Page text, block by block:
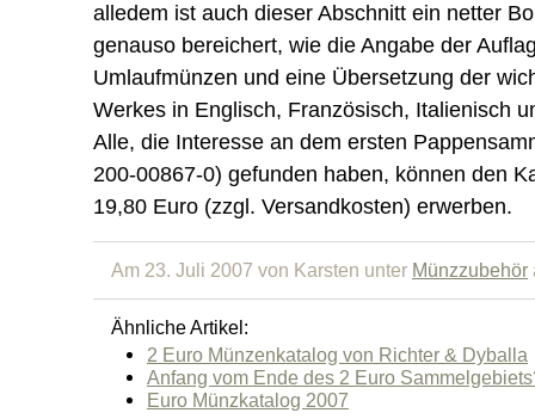
alledem ist auch dieser Abschnitt ein netter
genauso bereichert, wie die Angabe der
Umlaufmünzen und eine Übersetzung der
Werkes in Englisch, Französisch, Italienisch
Alle, die Interesse an dem ersten
200-00867-0) gefunden haben, können den
19,80 Euro (zzgl. Versandkosten) erwerben.
Am 23. Juli 2007 von Karsten unter Münzzubehör
Ähnliche Artikel:
2 Euro Münzenkatalog von Richter & Dyballa
Anfang vom Ende des 2 Euro
Euro Münzkatalog 2007